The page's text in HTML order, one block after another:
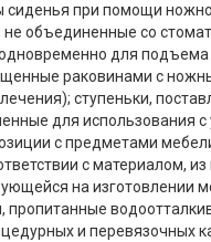
сиденья при помощи
не объединенные со
для
раковинами с
ступеньки,
для
с предметами
с материалом, из
на изготовлении
и перевязочных